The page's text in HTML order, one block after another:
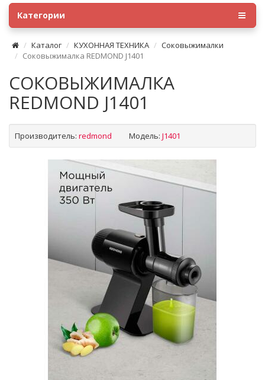
Категории
Каталог КУХОННАЯ ТЕХНИКА
Соковыжималки
Соковыжималка REDMOND J1401
СОКОВЫЖИМАЛКА
REDMOND J1401
Производитель: redmond Модель: J1401